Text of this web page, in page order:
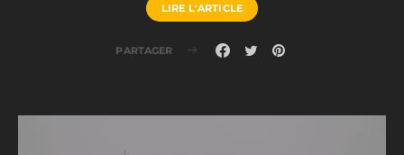
LIRE L'ARTICLE
PARTAGER